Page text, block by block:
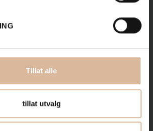
Tillat alle
tillat utvalg